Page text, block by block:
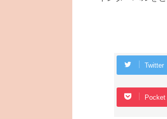
Twitter
Pocket